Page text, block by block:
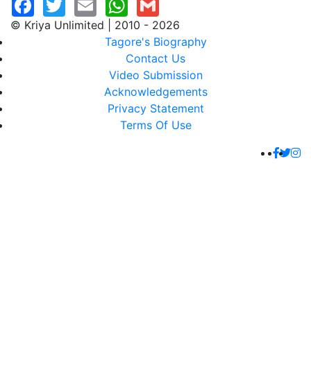
© Kriya Unlimited | 2010 - 2026
Tagore's Biography
Contact Us
Video Submission
Acknowledgements
Privacy Statement
Terms Of Use